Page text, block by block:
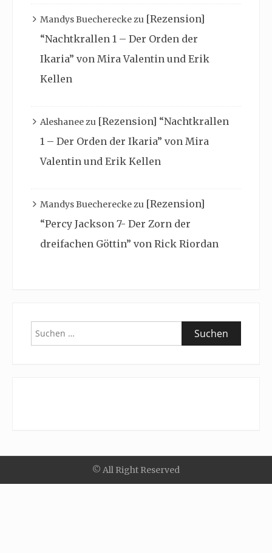
Mandys Buechereckezu [Rezension]
“Nachtkrallen 1 – Der Orden der
Ikaria” von Mira Valentin und Erik
Kellen
Aleshaneezu [Rezension] “Nachtkrallen
1 – Der Orden der Ikaria” von Mira
Valentin und Erik Kellen
Mandys Buechereckezu [Rezension]
“Percy Jackson 7- Der Zorn der
dreifachen Göttin” von Rick Riordan
Suchen
nach:
© All Right Reserved